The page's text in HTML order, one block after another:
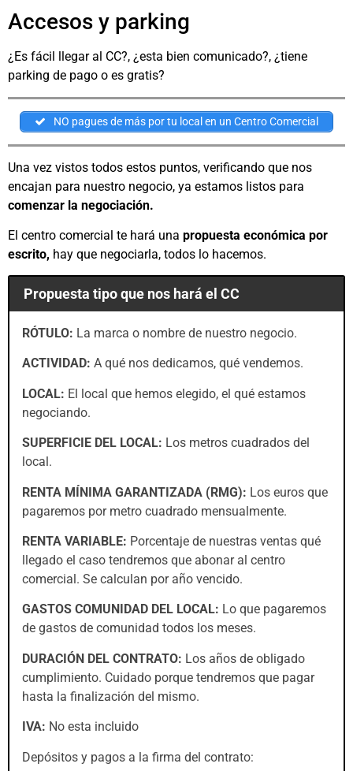
Accesos y parking
¿Es fácil llegar al CC?, ¿esta bien comunicado?, ¿tiene
parking de pago o es gratis?
NO pagues de más por tu local en un Centro Comercial
Una vez vistos todos estos puntos, verificando que nos
encajan para nuestro negocio, ya estamos listos para
comenzar la negociación.
El centro comercial te hará una propuesta económica por
escrito, hay que negociarla, todos lo hacemos.
Propuesta tipo que nos hará el CC
RÓTULO: La marca o nombre de nuestro negocio.
ACTIVIDAD: A qué nos dedicamos, qué vendemos.
LOCAL: El local que hemos elegido, el qué estamos
negociando.
SUPERFICIE DEL LOCAL: Los metros cuadrados del
local.
RENTA MÍNIMA GARANTIZADA (RMG): Los euros que
pagaremos por metro cuadrado mensualmente.
RENTA VARIABLE: Porcentaje de nuestras ventas qué
llegado el caso tendremos que abonar al centro
comercial. Se calculan por año vencido.
GASTOS COMUNIDAD DEL LOCAL: Lo que pagaremos
de gastos de comunidad todos los meses.
DURACIÓN DEL CONTRATO: Los años de obligado
cumplimiento. Cuidado porque tendremos que pagar
hasta la finalización del mismo.
IVA: No esta incluido
Depósitos y pagos a la firma del contrato: